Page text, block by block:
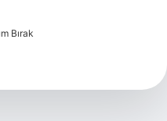
Bırak